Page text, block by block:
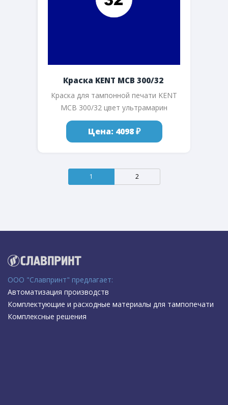
Краска KENT MCB 300/32
Краска для тампонной печати KENT
MCB 300/32 цвет ультрамарин
Цена: 4098 ₽
1 2
ООО "Славпринт" предлагает:
Автоматизация производств
Комплектующие и расходные материалы для тампопечати
Комплексные решения